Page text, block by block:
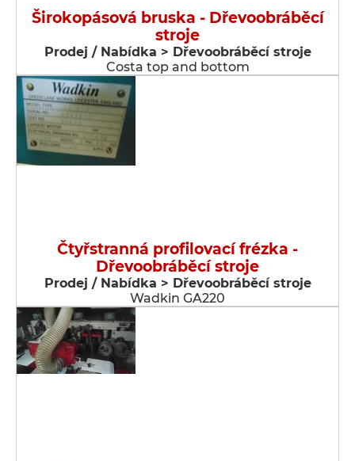
Širokopásová bruska - Dřevoobráběcí
stroje
Prodej / Nabídka > Dřevoobráběcí stroje
Costa top and bottom
Čtyřstranná profilovací frézka -
Dřevoobráběcí stroje
Prodej / Nabídka > Dřevoobráběcí stroje
Wadkin GA220